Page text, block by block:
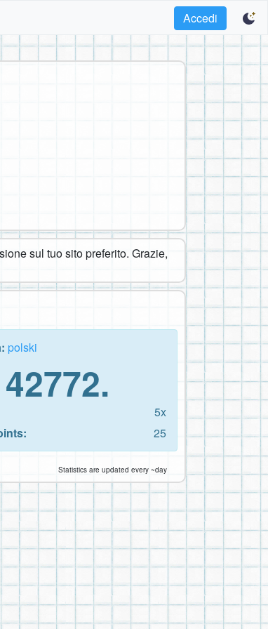
Accedi
sul tuo sito preferito. Grazie,
polski
42772.
5x
25
Statistics are updated every ~day